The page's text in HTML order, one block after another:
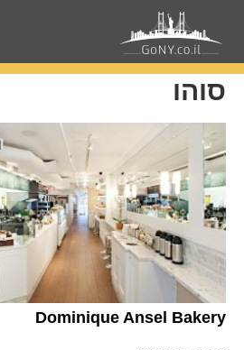
עמוד הבית סוהו
סוהו
Dominique Ansel Bakery